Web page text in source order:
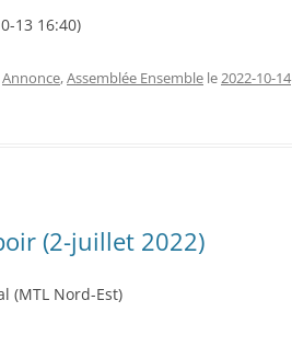
13 16:40)
Annonce,Assemblée Ensemble le2022-10-14
(2-juillet 2022)
(MTL Nord-Est)